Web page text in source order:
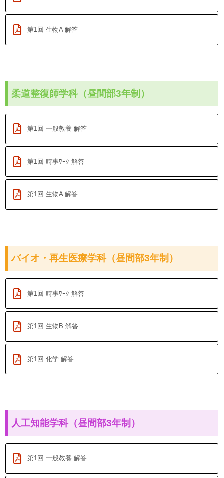
第1回 生物A 解答
柔道整復師学科（昼間部3年制）
第1回 一般教養 解答
第1回 時事ﾜｰｸ 解答
第1回 生物A 解答
バイオ・再生医療学科（昼間部3年制）
第1回 時事ﾜｰｸ 解答
第1回 生物B 解答
第1回 化学 解答
人工知能学科（昼間部3年制）
第1回 一般教養 解答